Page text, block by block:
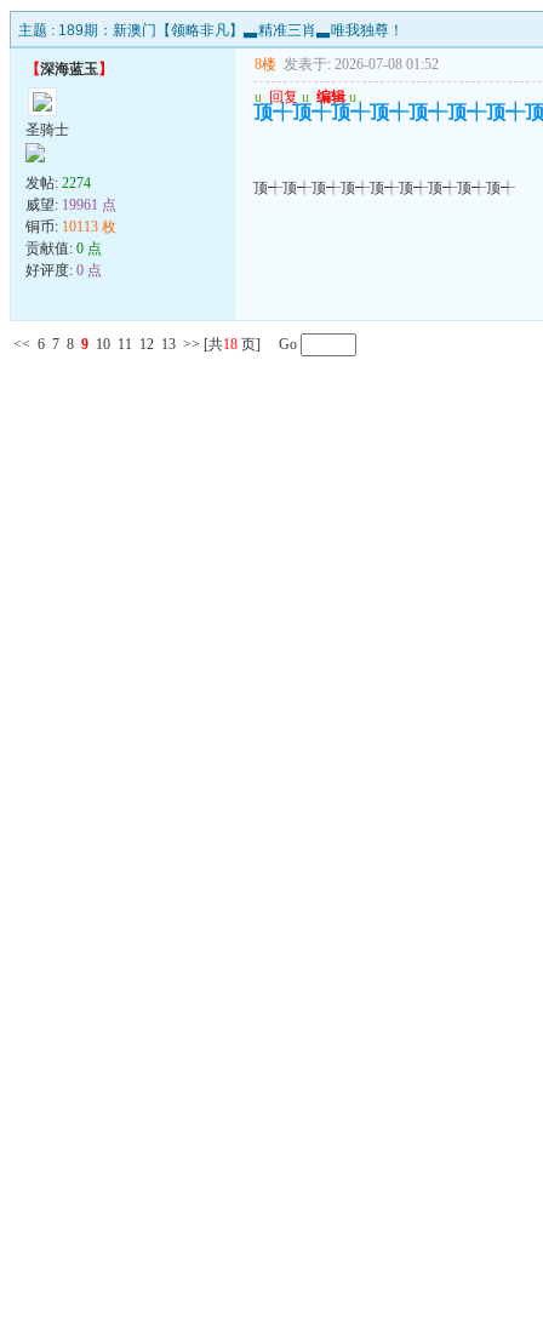
主题 : 189期：新澳门【领略非凡】▃精准三肖▃唯我独尊！
【深海蓝玉】
圣骑士
发帖: 2274
威望: 19961 点
铜币: 10113 枚
贡献值: 0 点
好评度: 0 点
8楼 发表于: 2026-07-08 01:52
u 回复 u 编辑 u
顶┽顶┽顶┽顶┽顶┽顶┽顶┽
顶┽顶┽顶┽顶┽顶┽顶┽顶┽顶┽顶┽
<< 6 7 8 9 10 11 12 13 >> [共18 页] Go